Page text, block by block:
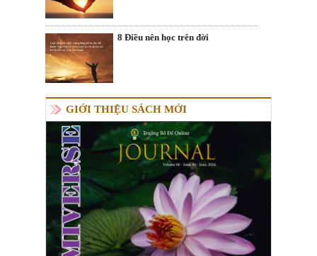
8 Điều nên học trên đời
GIỚI THIỆU SÁCH MỚI